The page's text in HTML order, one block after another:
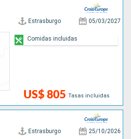
Estrasburgo 05/03/2027
US$ 805 Tasas incluidas
Comidas incluidas
Estrasburgo 25/10/2026